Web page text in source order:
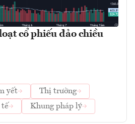
cổ phiếu đảo chiều
yết
Thị trường
tế Khung pháp lý